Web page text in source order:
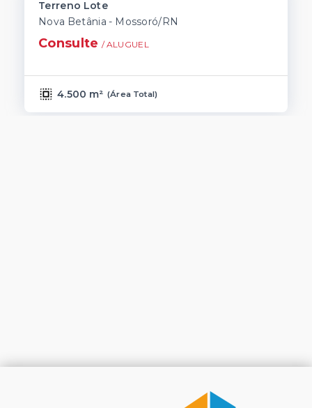
Terreno Lote
Nova Betânia - Mossoró/RN
Consulte / ALUGUEL
4.500 m² (Área Total)